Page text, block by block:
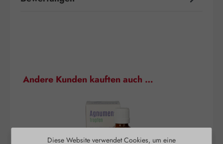
Produktgalerie überspringen
Andere Kunden kauften auch …
Diese Website verwendet Cookies, um eine